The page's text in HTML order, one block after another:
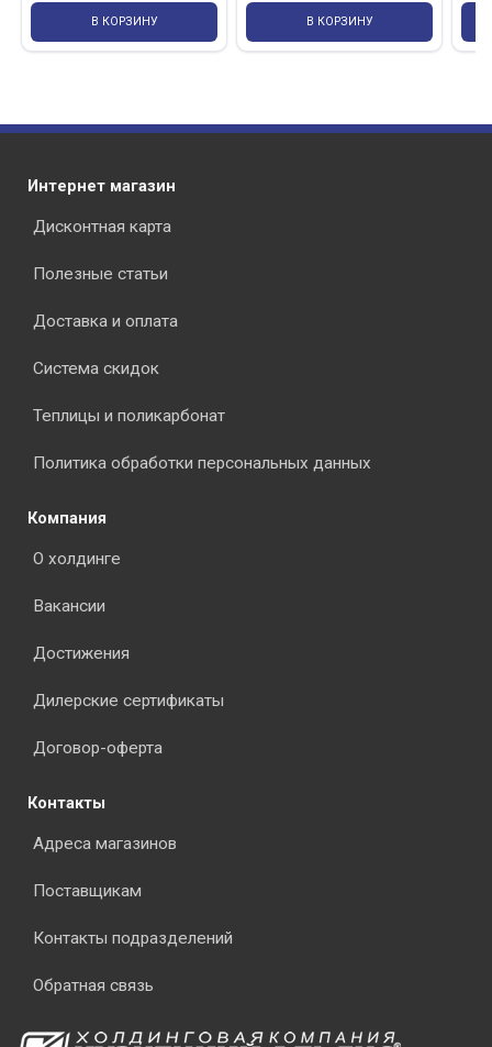
В КОРЗИНУ В КОРЗИНУ
Интернет магазин
Дисконтная карта
Полезные статьи
Доставка и оплата
Система скидок
Теплицы и поликарбонат
Политика обработки персональных данных
Компания
О холдинге
Вакансии
Достижения
Дилерские сертификаты
Договор-оферта
Контакты
Адреса магазинов
Поставщикам
Контакты подразделений
Обратная связь